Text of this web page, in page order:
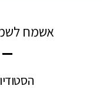
אשמח